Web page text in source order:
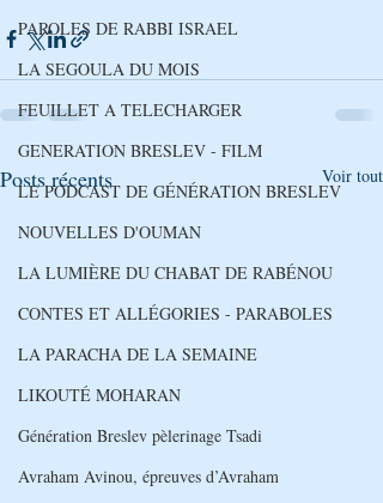
PAROLES DE RABBI ISRAEL
LA SEGOULA DU MOIS
FEUILLET A TELECHARGER
GENERATION BRESLEV - FILM
LE PODCAST DE GÉNÉRATION BRESLEV
NOUVELLES D'OUMAN
LA LUMIÈRE DU CHABAT DE RABÉNOU
CONTES ET ALLÉGORIES - PARABOLES
LA PARACHA DE LA SEMAINE
LIKOUTÉ MOHARAN
Génération Breslev pèlerinage Tsadi
Avraham Avinou, épreuves d’Avraham
Posts récents Voir tout